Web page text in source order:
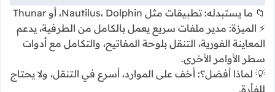
📁 ما يستبدله: تطبيقات مثل Nautilus، Dolphin، أو Thunar
⚡ الميزة: مدير ملفات سريع يعمل بالكامل من الطرفية، يدعم
المعاينة الفورية، التنقل بلوحة المفاتيح، والتكامل مع أدوات
سطر الأوامر الأخرى.
💡 لماذا أفضل؟: أخف على الموارد، أسرع في التنقل، ولا يحتاج
للفأرة.